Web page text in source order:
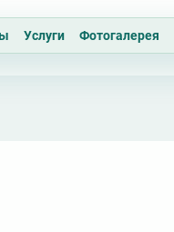
Услуги Фотогалерея